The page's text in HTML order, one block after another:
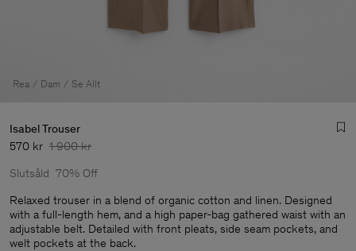
Herr
Rea Dam Se Allt
Isabel Trouser
570 kr 1 900 kr
Slutsåld 70% Off
Relaxed trouser in a blend of organic cotton and linen. Designed
with a full-length hem, and a high paper-bag gathered waist with an
adjustable belt. Detailed with front pleats, side seam pockets, and
welt pockets at the back.